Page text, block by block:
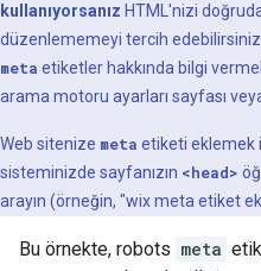
kullanıyorsanız HTML'nizi
düzenlememeyi tercih
meta etiketler hakkında bilgi
arama motoru ayarları sayfası
Web sitenize meta etiketi eklemek
sisteminizde sayfanızın <head>
arayın (örneğin, "wixmeta etiket
Bu örnekte, robots meta